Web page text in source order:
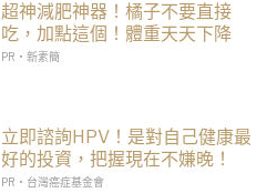
超神減肥神器！橘子不要直接
吃，加點這個！體重天天下降
PR・新素簡
立即諮詢HPV！是對自己健康最
好的投資，把握現在不嫌晚！
PR・台灣癌症基金會